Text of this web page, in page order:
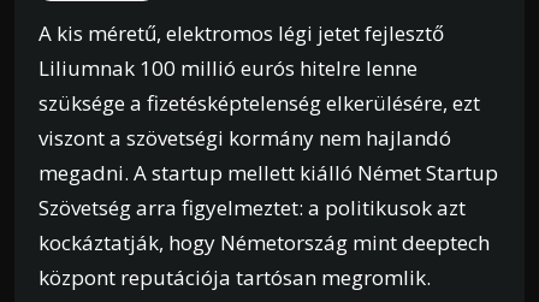
A kis méretű, elektromos légi jetet fejlesztő
Liliumnak 100 millió eurós hitelre lenne
szüksége a fizetésképtelenség elkerülésére, ezt
viszont a szövetségi kormány nem hajlandó
megadni. A startup mellett kiálló Német Startup
Szövetség arra figyelmeztet: a politikusok azt
kockáztatják, hogy Németország mint deeptech
központ reputációja tartósan megromlik.